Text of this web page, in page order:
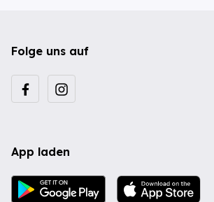
Folge uns auf
App laden